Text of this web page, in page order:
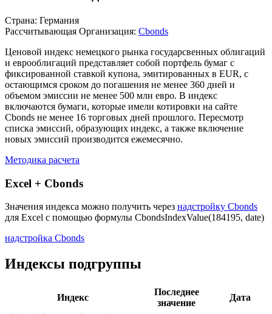
Описание индекса
Страна: Германия
Рассчитывающая Организация:
Cbonds
Ценовой индекс немецкого рынка государсвенных облигаций
и еврооблигаций представляет собой портфель бумаг с
фиксированной ставкой купона, эмитированных в EUR, с
остающимся сроком до погашения не менее 360 дней и
объемом эмиссии не менее 500 млн евро. В индекс
включаются бумаги, которые имели котировки на сайте
Cbonds не менее 16 торговых дней прошлого. Пересмотр
новых эмиссий производится ежемесячно.
Методика расчета
Excel + Cbonds
для Excel с помощью формулы
Индексы подгруппы